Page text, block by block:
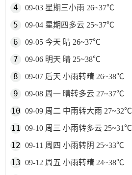
09-03 星期三小雨 26~37℃
09-04 星期四多云 25~37℃
09-05 今天 晴 26~37℃
09-06 明天 晴 25~38℃
09-07 后天 小雨转晴 26~38℃
09-08 周一 晴转多云 27~37℃
09-09 周二 中雨转大雨 27~32℃
09-10 周三 小雨转多云 25~31℃
09-11 周四 小雨转阴 25~33℃
09-12 周五 小雨转晴 24~38℃